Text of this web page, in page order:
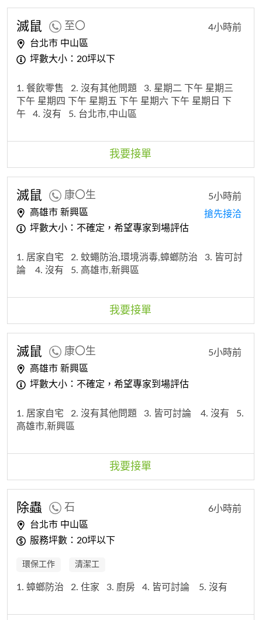
滅鼠 至〇
台北市 中山區
坪數大小：20坪以下
4小時前
1. 餐飲零售 2. 沒有其他問題
3. 星期二 下午 星期三
下午 星期四 下午 星期五 下午 星期六 下午 星期日 下
午
4. 沒有 5. 台北市,中山區
我要接單
滅鼠 康〇生
高雄市 新興區
坪數大小：不確定，希望專家到場評估
5小時前
搶先接洽
1. 居家自宅 2. 蚊蠅防治,環境消毒,蟑螂防治
3. 皆可討
論
4. 沒有 5. 高雄市,新興區
我要接單
滅鼠 康〇生
高雄市 新興區
坪數大小：不確定，希望專家到場評估
5小時前
1. 居家自宅 2. 沒有其他問題 3. 皆可討論 4. 沒有
5.
高雄市,新興區
我要接單
除蟲 石
台北市 中山區
服務坪數：20坪以下
6小時前
環保工作 清潔工
1. 蟑螂防治 2. 住家 3. 廚房 4. 皆可討論 5. 沒有